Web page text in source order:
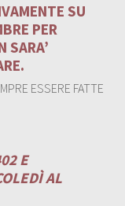
SU
PER
SARA’
ESSERE FATTE
E
AL